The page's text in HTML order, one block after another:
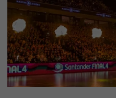
Samarbejdsklubber
Skjern Bank Grand Prix
Nyhedsbrev